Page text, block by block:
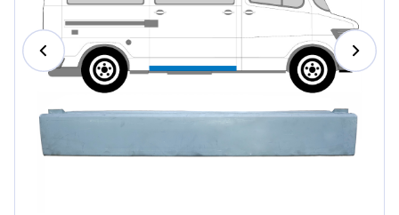
Magyar
Lietuvių
Hrvatski
Slovenian
Latvian